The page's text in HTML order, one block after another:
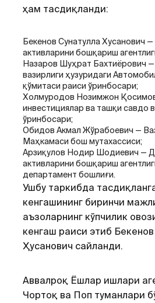
ҳам тасдиқланди:
Бекенов Сунатулла Хусанович
активларини бошқариш
Назаров Шуҳрат Бахтиёрович —
вазирлиги ҳузуридаги
қўмитаси раиси ўринбосари;
Холмуродов Нозимжон
инвестициялар ва ташқи савдо
ўринбосари;
Обидов Акмал Жўрабоевич —
Маҳкамаси бош мутахассиси;
Арзиқулов Нодир Шодиевич —
активларини бошқариш
департамент бошлиғи.
Ушбу таркибда
кенгашининг биринчи
аъзоларнинг кўпчилик
кенгаш раиси этиб
Ҳусанович сайланди.
Аввалроқ Ёшлар ишлари
Чортоқ ва Поп туманлари